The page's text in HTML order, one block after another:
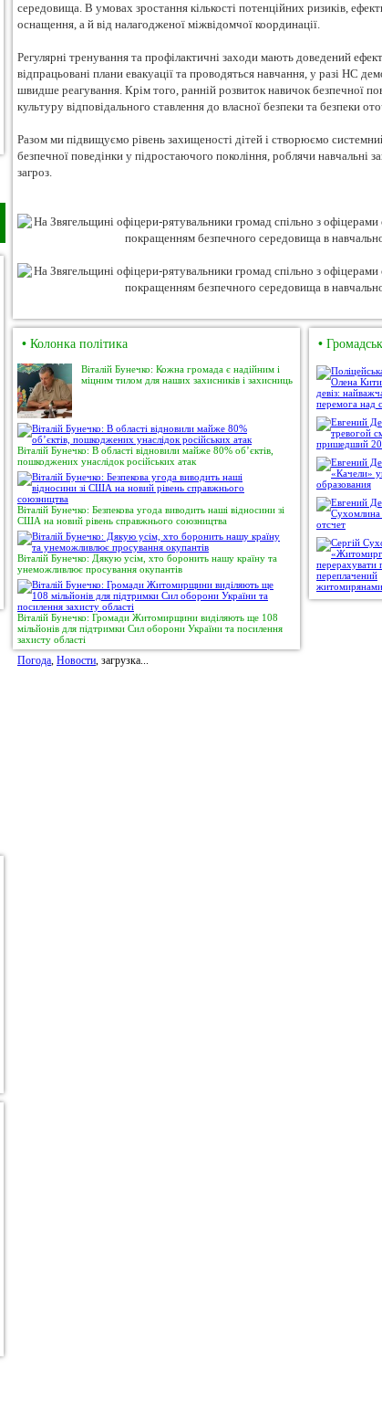
середовища. В умовах зростання кількості потенційних ризиків,
оснащення, а й від налагодженої міжвідомчої координації.
Регулярні тренування та профілактичні заходи мають доведений
відпрацьовані плани евакуації та проводяться навчання, у разі НС
швидше реагування. Крім того, ранній розвиток навичок безпечної
культуру відповідального ставлення до власної безпеки та безпеки
Разом ми підвищуємо рівень захищеності дітей і створюємо
безпечної поведінки у підростаючого покоління, роблячи навчальні
загроз.
• Колонка політика
Віталій Бунечко: Кожна громада є надійним і
міцним тилом для наших захисників і захисниць
Віталій Бунечко: В області відновили майже 80% об’єктів,
пошкоджених унаслідок російських атак
Віталій Бунечко: Безпекова угода виводить наші відносини зі
США на новий рівень справжнього союзництва
Віталій Бунечко: Дякую усім, хто боронить нашу країну та
унеможливлює просування окупантів
Віталій Бунечко: Громади Житомирщини виділяють ще 108
мільйонів для підтримки Сил оборони України та посилення
захисту області
•
Погода, Новости, загрузка...